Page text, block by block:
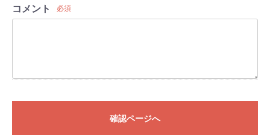
コメント 必須
確認ページへ